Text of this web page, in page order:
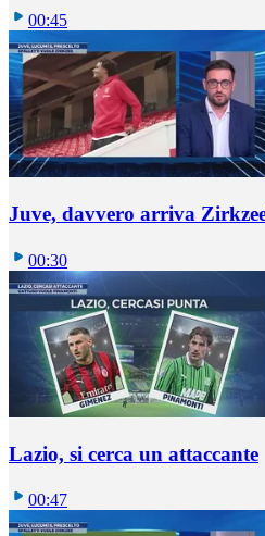
00:45
Juve, davvero arriva
00:30
Lazio, si cerca un attaccante
00:47